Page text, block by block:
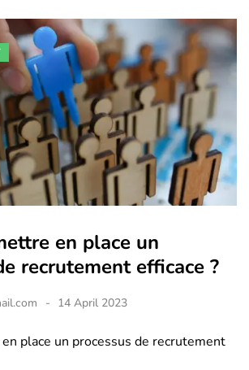
en place un
recrutement efficace ?
14 April 2023
place un processus de recrutement